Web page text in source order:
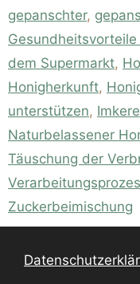
gepanschter,
Gesundheitsvorteile
dem Supermarkt,
Honigherkunft,
unterstützen,
Naturbelassener
Täuschung der
Zuckerbeimischung